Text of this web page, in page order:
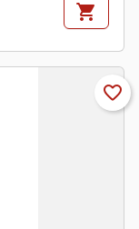
shopping_cart
favorite_border